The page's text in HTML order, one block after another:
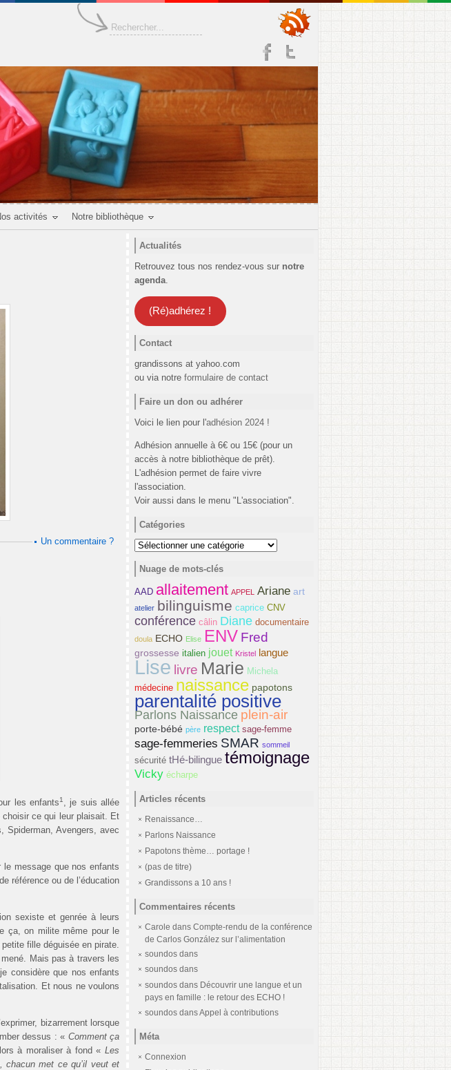
activités Notre bibliothèque
Un commentaire ?
les enfants1 , je suis allée
ce qui leur plaisait. Et
Spiderman, Avengers, avec
message que nos enfants
référence ou de l’éducation
sexiste et genrée à leurs
ça, on milite même pour le
fille déguisée en pirate.
Mais pas à travers les
considère que nos enfants
Et nous ne voulons
bizarrement lorsque
dessus : « Comment ça
à moraliser à fond «Les
chacun met ce qu’il veut et
Actualités
Retrouvez tous nos rendez-vous sur notre
agenda.
(Ré)adhérez !
Contact
grandissons at yahoo.com
ou via notre formulaire de contact
Faire un don ou adhérer
Voici le lien pour l'adhésion 2024 !
Adhésion annuelle à 6€ ou 15€ (pour un
accès à notre bibliothèque de prêt).
L'adhésion permet de faire vivre
l'association.
Voir aussi dans le menu "L'association".
Catégories
Catégories
Nuage de mots-clés
AAD allaitement APPEL Ariane art
atelier bilinguisme caprice CNV
conférence câlin Diane documentaire
doula ECHO Elise ENV Fred
grossesse italien jouet Kristel langue
Lise livre Marie Michela
médecine naissance papotons
parentalité positive
Parlons Naissance plein-air
porte-bébé père respect sage-femme
sage-femmeries SMAR sommeil
sécurité tHé-bilingue témoignage
Vicky écharpe
Articles récents
Renaissance…
Parlons Naissance
Papotons thème… portage !
(pas de titre)
Grandissons a 10 ans !
Commentaires récents
Carole dans Compte-rendu de la conférence
de Carlos González sur l’alimentation
soundos dans
soundos dans
soundos dans Découvrir une langue et un
pays en famille : le retour des ECHO !
soundos dansAppel à contributions
Méta
Connexion